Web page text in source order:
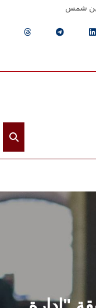
شمس
القطاعـات
الشئون الأكاديمية